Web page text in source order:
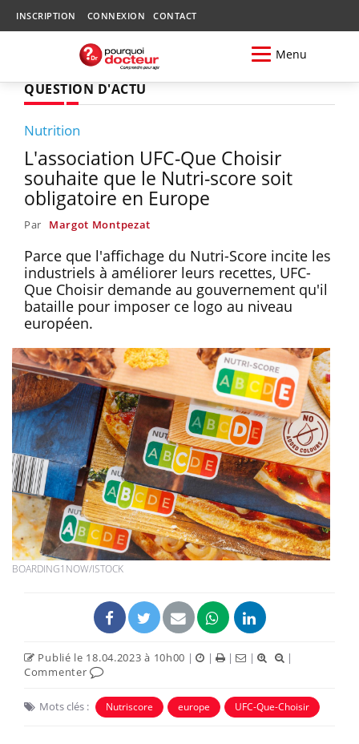
INSCRIPTION CONNEXION CONTACT
Menu
QUESTION D'ACTU
Nutrition
L'association UFC-Que Choisir
souhaite que le Nutri-score soit
obligatoire en Europe
Par Margot Montpezat
Parce que l'affichage du Nutri-Score incite les
industriels à améliorer leurs recettes, UFC-
Que Choisir demande au gouvernement qu'il
bataille pour imposer ce logo au niveau
européen.
BOARDING1NOW/ISTOCK
Publié le 18.04.2023 à 10h00 | | | |
|
Commenter
Mots clés : Nutriscore europe UFC-Que-Choisir